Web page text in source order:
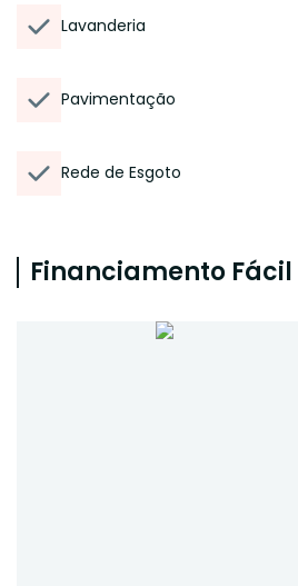
Lavanderia
Pavimentação
Rede de Esgoto
Financiamento Fácil